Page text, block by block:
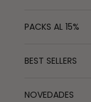
PACKS AL 15%
BEST SELLERS
NOVEDADES